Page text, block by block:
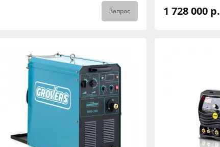
Запрос 1 728 000 р.